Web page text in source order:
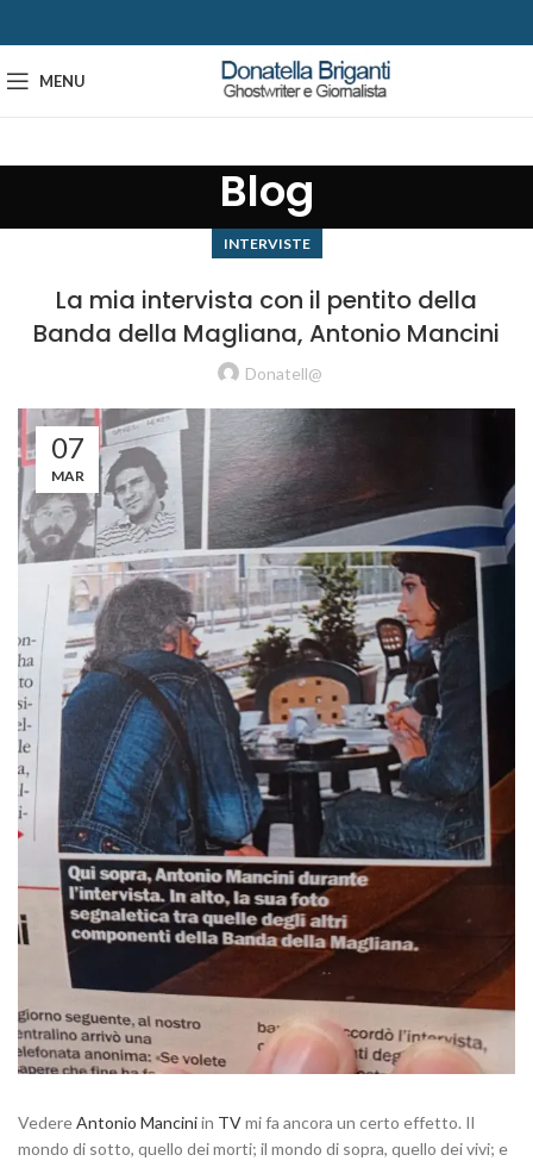
MENU
Blog
INTERVISTE
La mia intervista con il pentito della
Banda della Magliana, Antonio Mancini
Donatell@
07
MAR
VedereAntonio Manciniin TVmi fa ancora un certo effetto. Il
mondo di sotto, quello dei morti; il mondo di sopra, quello dei vivi; e